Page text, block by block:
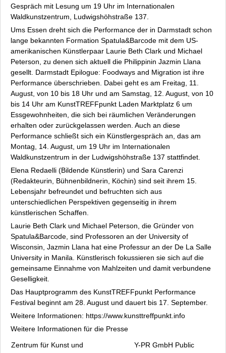
Gespräch mit Lesung um 19 Uhr im Internationalen
Waldkunstzentrum, Ludwigshöhstraße 137.
Ums Essen dreht sich die Performance der in Darmstadt schon
lange bekannten Formation Spatula&Barcode mit dem US-
amerikanischen Künstlerpaar Laurie Beth Clark und Michael
Peterson, zu denen sich aktuell die Philippinin Jazmin Llana
gesellt. Darmstadt Epilogue: Foodways and Migration ist ihre
Performance überschrieben. Dabei geht es am Freitag, 11.
August, von 10 bis 18 Uhr und am Samstag, 12. August, von 10
bis 14 Uhr am KunstTREFFpunkt Laden Marktplatz 6 um
Essgewohnheiten, die sich bei räumlichen Veränderungen
erhalten oder zurückgelassen werden. Auch an diese
Performance schließt sich ein Künstlergespräch an, das am
Montag, 14. August, um 19 Uhr im Internationalen
Waldkunstzentrum in der Ludwigshöhstraße 137 stattfindet.
Elena Redaelli (Bildende Künstlerin) und Sara Carenzi
(Redakteurin, Bühnenbildnerin, Köchin) sind seit ihrem 15.
Lebensjahr befreundet und befruchten sich aus
unterschiedlichen Perspektiven gegenseitig in ihrem
künstlerischen Schaffen.
Laurie Beth Clark und Michael Peterson, die Gründer von
Spatula&Barcode, sind Professoren an der University of
Wisconsin, Jazmin Llana hat eine Professur an der De La Salle
University in Manila. Künstlerisch fokussieren sie sich auf die
gemeinsame Einnahme von Mahlzeiten und damit verbundene
Geselligkeit.
Das Hauptprogramm des KunstTREFFpunkt Performance
Festival beginnt am 28. August und dauert bis 17. September.
Weitere Informationen: https://www.kunsttreffpunkt.info
Weitere Informationen für die Presse
Zentrum für Kunst und
Y-PR GmbH Public